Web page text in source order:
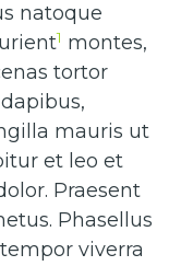
natoque
1 montes,
tortor
mauris ut
et leo et
Praesent
Phasellus
viverra